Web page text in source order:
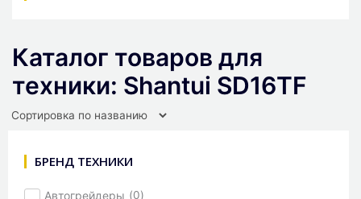
Каталог товаров для
техники: Shantui SD16TF
БРЕНД ТЕХНИКИ
Автогрейдеры (0)